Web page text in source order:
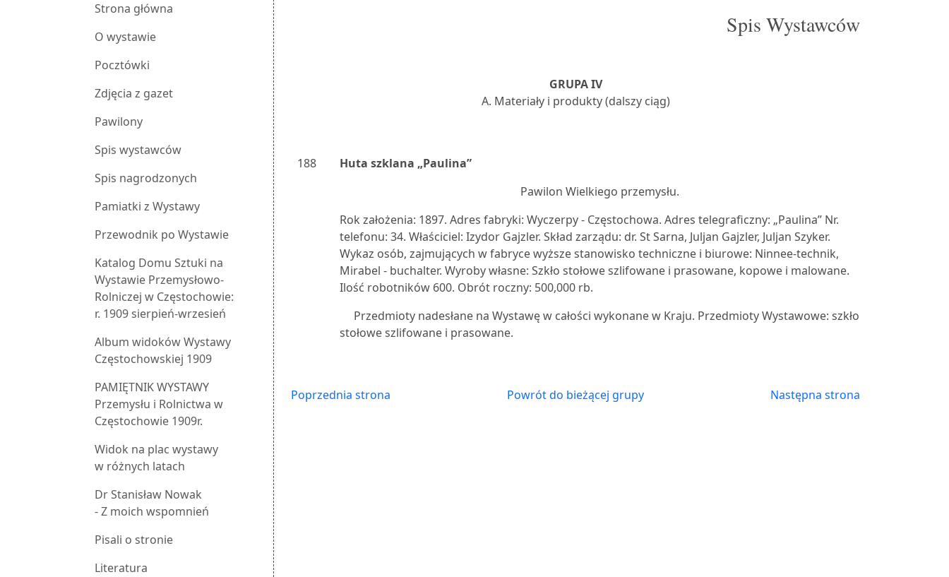
Strona główna
O wystawie
Pocztówki
Zdjęcia z gazet
Pawilony
Spis wystawców
Spis nagrodzonych
Pamiatki z Wystawy
Przewodnik po Wystawie
Katalog Domu Sztuki na
Wystawie Przemysłowo-
Rolniczej w Częstochowie:
r. 1909 sierpień-wrzesień
Album widoków Wystawy
Częstochowskiej 1909
PAMIĘTNIK WYSTAWY
Przemysłu i Rolnictwa w
Częstochowie 1909r.
Widok na plac wystawy
w różnych latach
Dr Stanisław Nowak
- Z moich wspomnień
Pisali o stronie
Literatura
Spis Wystawców
GRUPA IV
A. Materiały i produkty (dalszy ciąg)
188
Huta szklana „Paulina”
Pawilon Wielkiego przemysłu.
Rok założenia: 1897. Adres fabryki: Wyczerpy - Częstochowa. Adres telegraficzny: „Paulina” Nr.
telefonu: 34. Właściciel: Izydor Gajzler. Skład zarządu: dr. St Sarna, Juljan Gajzler, Juljan Szyker.
Wykaz osób, zajmujących w fabryce wyższe stanowisko techniczne i biurowe: Ninnee-technik,
Mirabel - buchalter. Wyroby własne: Szkło stołowe szlifowane i prasowane, kopowe i malowane.
Ilość robotników 600. Obrót roczny: 500,000 rb.
Przedmioty nadesłane na Wystawę w całości wykonane w Kraju. Przedmioty Wystawowe: szkło
stołowe szlifowane i prasowane.
Poprzednia strona Powrót do bieżącej grupy Następna strona